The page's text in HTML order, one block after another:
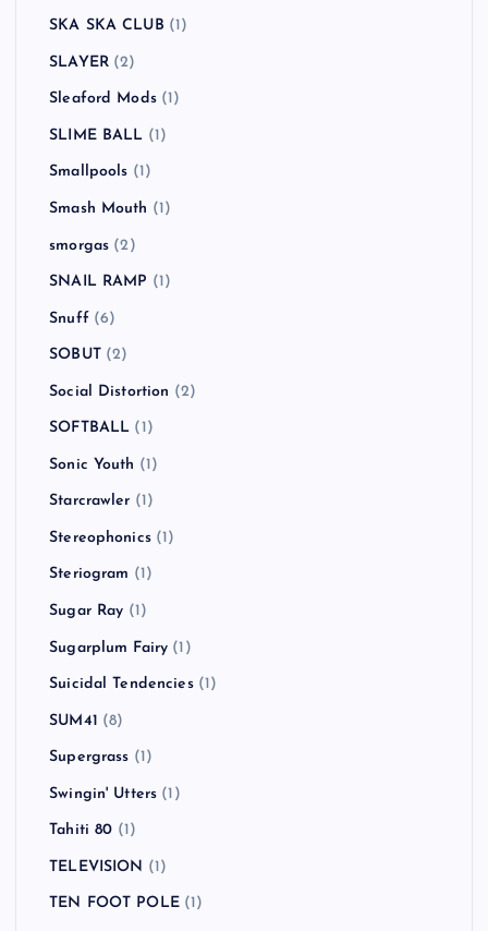
SKA SKA CLUB (1)
SLAYER(2)
Sleaford Mods(1)
SLIME BALL (1)
Smallpools (1)
Smash Mouth (1)
smorgas (2)
SNAIL RAMP (1)
Snuff (6)
SOBUT(2)
Social Distortion (2)
SOFTBALL (1)
Sonic Youth (1)
Starcrawler (1)
Stereophonics(1)
Steriogram (1)
Sugar Ray (1)
Sugarplum Fairy (1)
Suicidal Tendencies(1)
SUM41 (8)
Supergrass (1)
Swingin' Utters (1)
Tahiti 80 (1)
TELEVISION (1)
TEN FOOT POLE(1)